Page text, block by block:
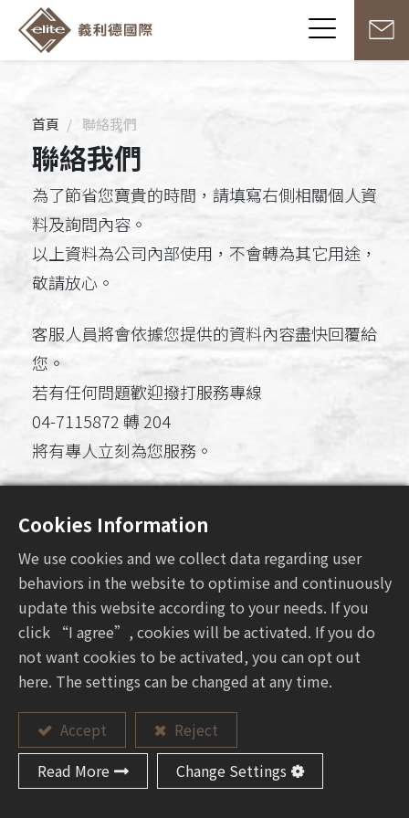
首頁 聯絡我們
聯絡我們
為了節省您寶貴的時間，請填寫右側相關個人資
料及詢問內容。
以上資料為公司內部使用，不會轉為其它用途，
敬請放心。
客服人員將會依據您提供的資料內容盡快回覆給
您。
若有任何問題歡迎撥打服務專線
04-7115872 轉 204
將有專人立刻為您服務。
+886 (04) 711-5872
稱謂
先生
小姐
Cookies Information
We use cookies and we collect data regarding user
behaviors in the website to optimise and continuously
update this website according to your needs. If you
click “I agree”, cookies will be activated. If you do
not want cookies to be activated, you can opt out
here. The settings can be changed at any time.
Accept
Reject
Read More
Change Settings